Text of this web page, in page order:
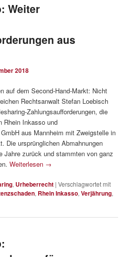
Weiter
aus
2018
auf dem Second-Hand-Markt: Nicht
Rechtsanwalt Stefan Loebisch
Zahlungsaufforderungen, die
Rhein Inkasso und
aus Mannheim mit Zweigstelle in
Die ursprünglichen Abmahnungen
Jahre zurück und stammten von ganz
Weiterlesen →
, Urheberrecht |Verschlagwortet mit
, Rhein Inkasso,Verjährung,